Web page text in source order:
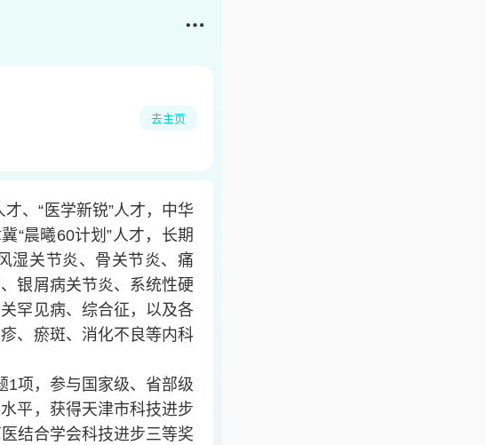
去主页
、“医学新锐”人才，中华
“晨曦60计划”人才，长期
湿关节炎、骨关节炎、痛
银屑病关节炎、系统性硬
罕见病、综合征，以及各
、瘀斑、消化不良等内科
1项，参与国家级、省部级
平，获得天津市科技进步
结合学会科技进步三等奖